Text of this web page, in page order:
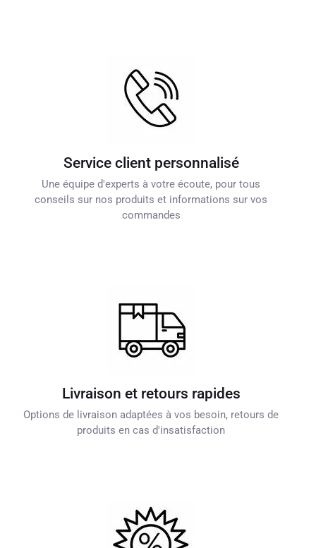
Service client personnalisé
Une équipe d'experts à votre écoute, pour tous
conseils sur nos produits et informations sur vos
commandes
Livraison et retours rapides
Options de livraison adaptées à vos besoin, retours de
produits en cas d'insatisfaction